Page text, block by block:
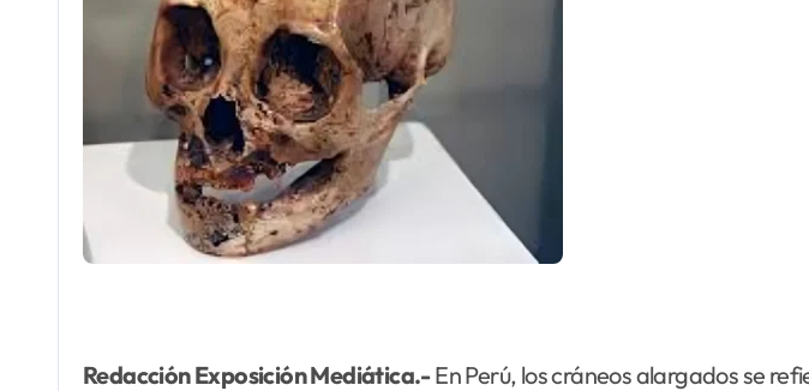
Redacción Exposición Mediática.-En Perú, los cráneos alargados se